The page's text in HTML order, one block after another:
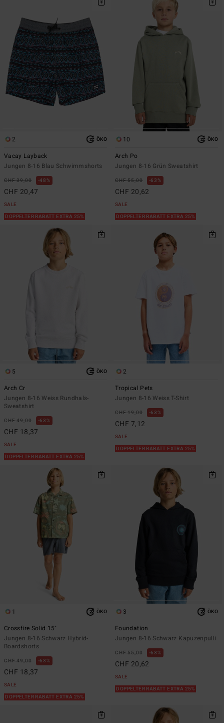
2 ÖKO
Vacay Layback
Jungen 8-16 Blau Schwimmshorts
CHF 39,00 48%
CHF 20,47
SALE
DOPPELTER RABATT EXTRA 25%
10 ÖKO
Arch Po
Jungen 8-16 Grün Sweatshirt
CHF 55,00 63%
CHF 20,62
SALE
DOPPELTER RABATT EXTRA 25%
5 ÖKO
Arch Cr
Jungen 8-16 Weiss Rundhals-
Sweatshirt
CHF 49,00 63%
CHF 18,37
SALE
DOPPELTER RABATT EXTRA 25%
2
Tropical Pets
Jungen 8-16 Weiss T-Shirt
CHF 19,00 63%
CHF 7,12
SALE
DOPPELTER RABATT EXTRA 25%
1 ÖKO
Crossfire Solid 15"
Jungen 8-16 Schwarz Hybrid-
Boardshorts
CHF 49,00 63%
CHF 18,37
SALE
DOPPELTER RABATT EXTRA 25%
3 ÖKO
Foundation
Jungen 8-16 Schwarz Kapuzenpulli
CHF 55,00 63%
CHF 20,62
SALE
DOPPELTER RABATT EXTRA 25%